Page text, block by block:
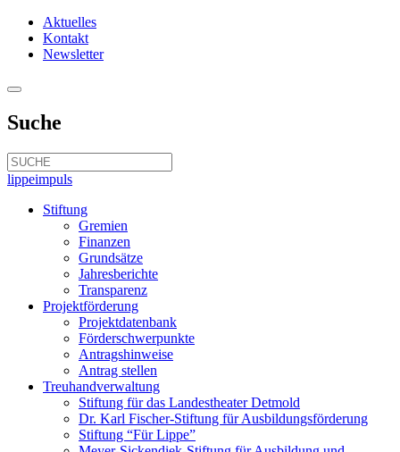
Aktuelles
Kontakt
Newsletter
Suche
lippeimpuls
Stiftung
Gremien
Finanzen
Grundsätze
Jahresberichte
Transparenz
Projektförderung
Projektdatenbank
Förderschwerpunkte
Antragshinweise
Antrag stellen
Treuhandverwaltung
Stiftung für das Landestheater Detmold
Dr. Karl Fischer-Stiftung für Ausbildungsförderung
Stiftung “Für Lippe”